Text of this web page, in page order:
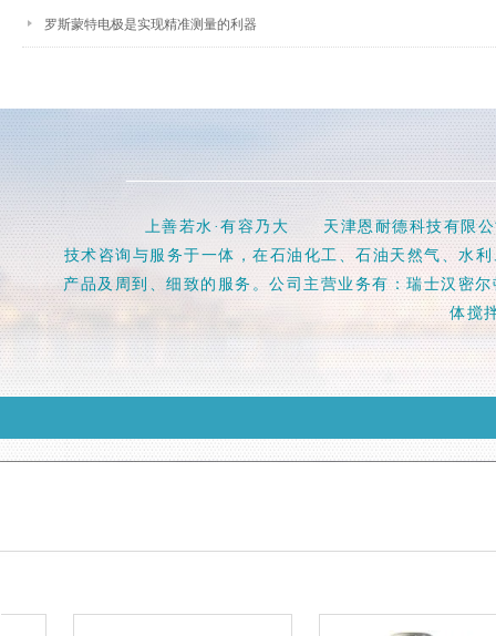
罗斯蒙特电极是实现精准测量的利器
上善若水·有容乃大 天津恩耐德科技有限公司是
技术咨询与服务于一体，在石油化工、石油天然气、水
产品及周到、细致的服务。公司主营业务有：瑞士汉密
体搅